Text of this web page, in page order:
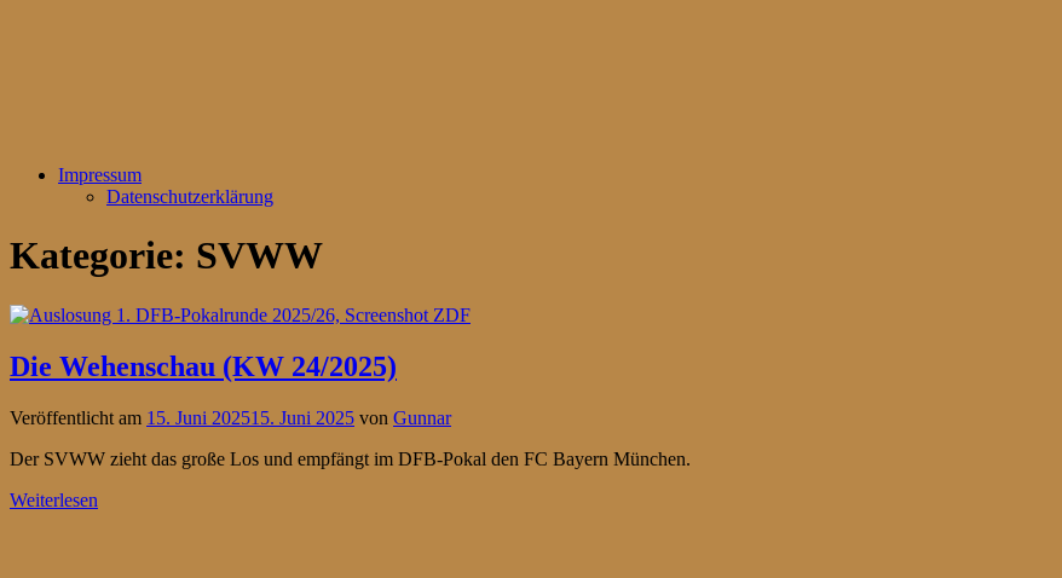
Impressum
Datenschutzerklärung
Kategorie: SVWW
Die Wehenschau (KW 24/2025)
Veröffentlicht am 15. Juni 202515. Juni 2025 von Gunnar
Der SVWW zieht das große Los und empfängt im DFB-Pokal den FC Bayern München.
Weiterlesen